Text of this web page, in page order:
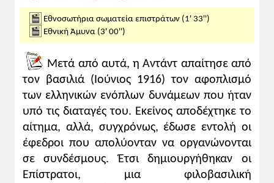
Γ. Γιανουλόπουλος,«Η ευγενής μας
τύφλωσις...», εξωτερική πολιτική και
«εθνικά θέματα» από την ήττα του 1897
δ' έκδοση, Βιβλιόραμα, Αθήνα 2003, σ. 243-
244.
Εθνοσωτήρια σωματεία επιστράτων (1' 33'')
Εθνική Άμυνα (3' 00'')
Μετά από αυτά, η Αντάντ απαίτησε από
τον βασιλιά (Ιούνιος 1916) τον αφοπλισμό
των ελληνικών ενόπλων δυνάμεων που ήταν
υπό τις διαταγές του. Εκείνος αποδέχτηκε το
αίτημα, αλλά, συγχρόνως, έδωσε εντολή οι
έφεδροι που απολύονταν να οργανώνονται
σε συνδέσμους. Έτσι δημιουργήθηκαν οι
Επίστρατοι, μια φιλοβασιλική